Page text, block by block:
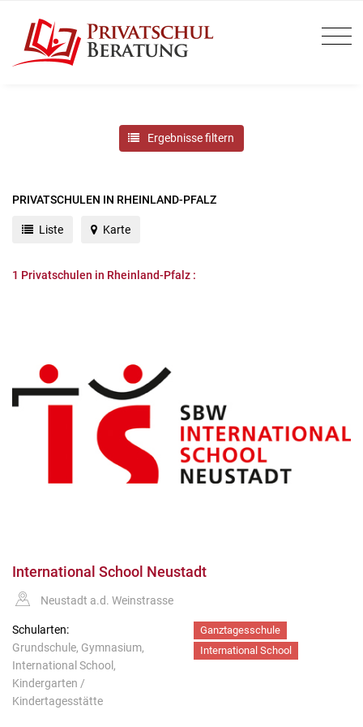
Ergebnisse filtern
PRIVATSCHULEN IN RHEINLAND-PFALZ
Liste Karte
1 Privatschulen in Rheinland-Pfalz :
International School Neustadt
Neustadt a.d. Weinstrasse
Schularten:
Grundschule, Gymnasium,
International School,
Kindergarten /
Kindertagesstätte
Ganztagesschule
International School